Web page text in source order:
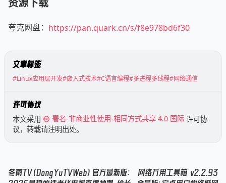
资源下载
夸克网盘： https://pan.quark.cn/s/f8e978bd6f30
文章标签
#Linux应用层开发#嵌入式技术#C语言编程#多进程多线程#网络通信
许可协议
本文采用 署名-非商业性使用-相同方式共享 4.0 国际 许可协
议，转载请注明出处。
冬雨TV（DongYuTVWeb）官方最新版：
网络万用工具箱 v2.2.93